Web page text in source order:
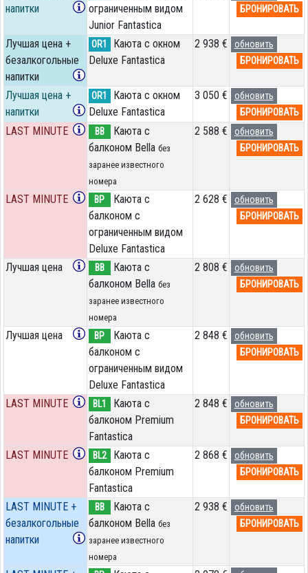
напитки
ограниченным видом
Junior Fantastica
БРОНИРОВАТЬ
Лучшая цена +
безалкогольные
напитки
OR1
Каюта с окном
Deluxe Fantastica
2 938 €
обновить
БРОНИРОВАТЬ
Лучшая цена +
напитки
OR1
Каюта с окном
Deluxe Fantastica
3 050 €
обновить
БРОНИРОВАТЬ
LAST MINUTE BB
Каюта с
балконом Bella без
заранее известного
номера
2 588 €
обновить
БРОНИРОВАТЬ
LAST MINUTE BP
Каюта с
балконом c
ограниченным видом
Deluxe Fantastica
2 628 €
обновить
БРОНИРОВАТЬ
Лучшая цена BB
Каюта с
балконом Bella без
заранее известного
номера
2 808 €
обновить
БРОНИРОВАТЬ
Лучшая цена BP
Каюта с
балконом c
ограниченным видом
Deluxe Fantastica
2 848 €
обновить
БРОНИРОВАТЬ
LAST MINUTE BL1
Каюта с
балконом Premium
Fantastica
2 848 €
обновить
БРОНИРОВАТЬ
LAST MINUTE BL2
Каюта с
балконом Premium
Fantastica
2 868 €
обновить
БРОНИРОВАТЬ
LAST MINUTE +
безалкогольные
напитки
BB
Каюта с
балконом Bella без
заранее известного
номера
2 938 €
обновить
БРОНИРОВАТЬ